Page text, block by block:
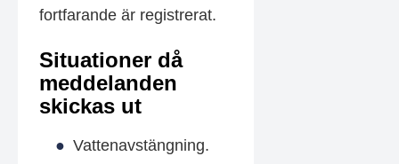
fortfarande är registrerat.
Situationer då
meddelanden
skickas ut
Vattenavstängning.